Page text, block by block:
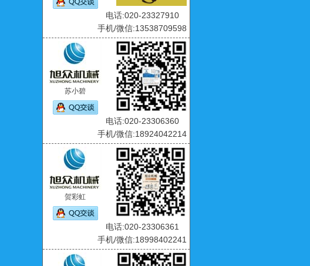
电话:020-23327910
手机/微信:13538709598
苏小碧
电话:020-23306360
手机/微信:18924042214
贺彩虹
电话:020-23306361
手机/微信:18998402241